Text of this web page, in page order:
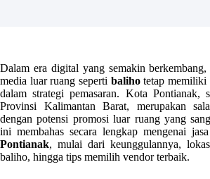
Dalam era digital yang semakin
media luar ruang seperti balihotetap memiliki
dalam strategi pemasaran. Kota Pontianak,
Provinsi Kalimantan Barat, merupakan
dengan potensi promosi luar ruang yang
ini membahas secara lengkap mengenai
Pontianak, mulai dari keunggulannya,
baliho, hingga tips memilih vendor terbaik.